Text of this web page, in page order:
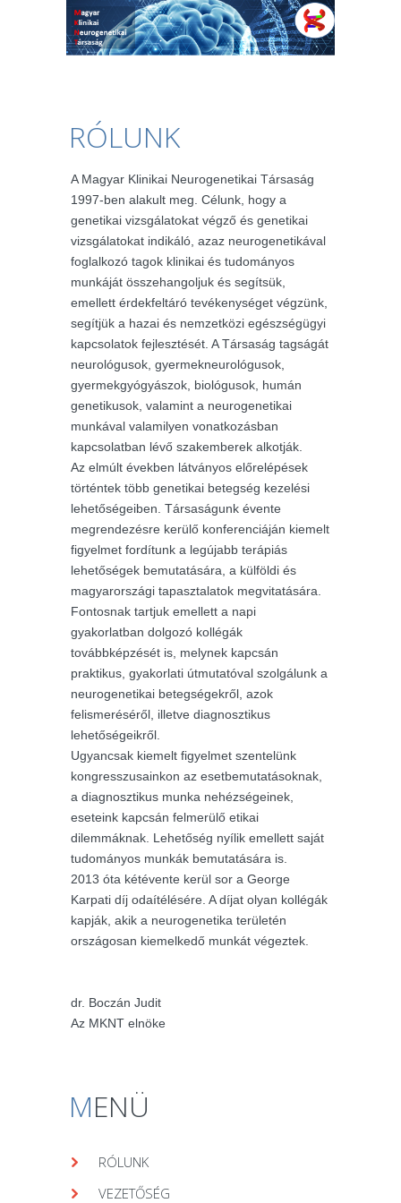
RÓLUNK
A Magyar Klinikai Neurogenetikai Társaság
1997-ben alakult meg. Célunk, hogy a
genetikai vizsgálatokat végző és genetikai
vizsgálatokat indikáló, azaz neurogenetikával
foglalkozó tagok klinikai és tudományos
munkáját összehangoljuk és segítsük,
emellett érdekfeltáró tevékenységet végzünk,
segítjük a hazai és nemzetközi egészségügyi
kapcsolatok fejlesztését. A Társaság tagságát
neurológusok, gyermekneurológusok,
gyermekgyógyászok, biológusok, humán
genetikusok, valamint a neurogenetikai
munkával valamilyen vonatkozásban
kapcsolatban lévő szakemberek alkotják.
Az elmúlt években látványos előrelépések
történtek több genetikai betegség kezelési
lehetőségeiben. Társaságunk évente
megrendezésre kerülő konferenciáján kiemelt
figyelmet fordítunk a legújabb terápiás
lehetőségek bemutatására, a külföldi és
magyarországi tapasztalatok megvitatására.
Fontosnak tartjuk emellett a napi
gyakorlatban dolgozó kollégák
továbbképzését is, melynek kapcsán
praktikus, gyakorlati útmutatóval szolgálunk a
neurogenetikai betegségekről, azok
felismeréséről, illetve diagnosztikus
lehetőségeikről.
Ugyancsak kiemelt figyelmet szentelünk
kongresszusainkon az esetbemutatásoknak,
a diagnosztikus munka nehézségeinek,
eseteink kapcsán felmerülő etikai
dilemmáknak. Lehetőség nyílik emellett saját
tudományos munkák bemutatására is.
2013 óta kétévente kerül sor a George
Karpati díj odaítélésére. A díjat olyan kollégák
kapják, akik a neurogenetika területén
országosan kiemelkedő munkát végeztek.
dr. Boczán Judit
Az MKNT elnöke
MENÜ
RÓLUNK
VEZETŐSÉG